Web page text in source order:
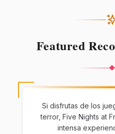
de 6,000 reseñas de juego
Featured
Si disfrutas de los
terror, Five Nights at
intensa